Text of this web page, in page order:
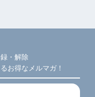
・解除
お得なメルマガ！